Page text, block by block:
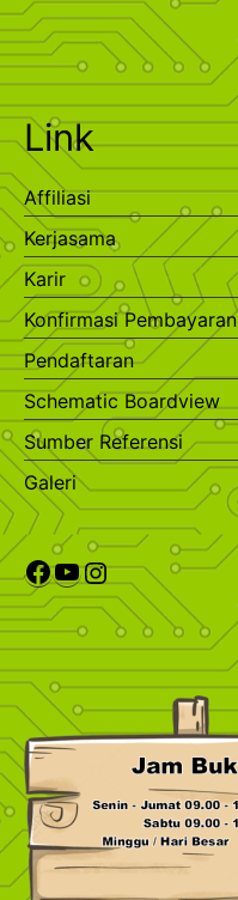
Link
Affiliasi
Kerjasama
Karir
Konfirmasi Pembayaran
Pendaftaran
Schematic Boardview
Sumber Referensi
Galeri